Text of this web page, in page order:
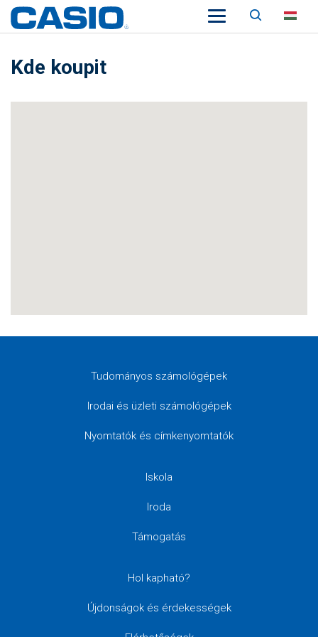
Keresés
Kde koupit
Tudományos számológépek
Irodai és üzleti számológépek
Nyomtatók és címkenyomtatók
Iskola
Iroda
Támogatás
Hol kapható?
Újdonságok és érdekességek